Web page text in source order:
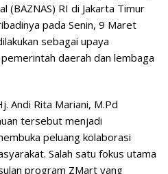
(BAZNAS) RI di Jakarta Timur
pada Senin, 9 Maret
sebagai upaya
daerah dan lembaga
Andi Rita Mariani, M.Pd
tersebut menjadi
peluang kolaborasi
Salah satu fokus utama
program ZMart yang